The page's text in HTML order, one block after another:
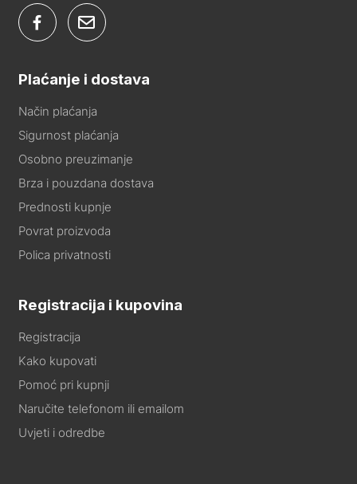
Plaćanje i dostava
Način plaćanja
Sigurnost plaćanja
Osobno preuzimanje
Brza i pouzdana dostava
Prednosti kupnje
Povrat proizvoda
Polica privatnosti
Registracija i kupovina
Registracija
Kako kupovati
Pomoć pri kupnji
Naručite telefonom ili emailom
Uvjeti i odredbe